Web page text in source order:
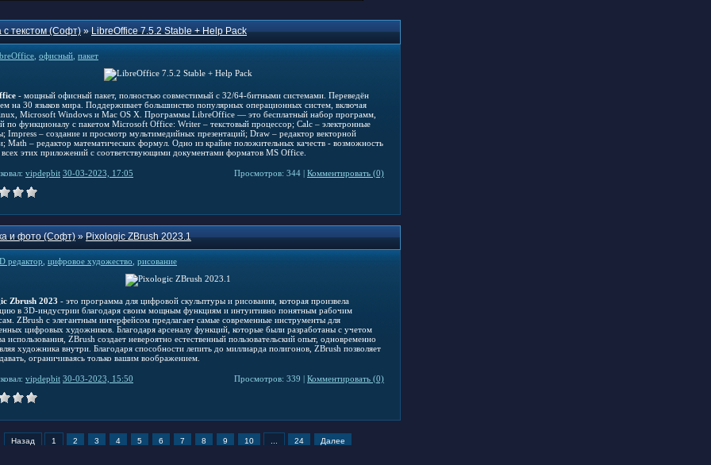
с текстом (Софт)»LibreOffice 7.5.2 Stable + Help Pack
офисный пакет
- мощный офисный пакет, полностью совместимый с 32/64-битными системами. Переведён
на 30 языков мира. Поддерживает большинство популярных операционных систем, включая
Microsoft Windows и Mac OS X. Программы LibreOffice — это бесплатный набор программ,
по функционалу с пакетом Microsoft Office: Writer – текстовый процессор; Calc – электронные
Impress – создание и просмотр мультимедийных презентаций; Draw – редактор векторной
Math – редактор математических формул. Одно из крайне положительных качеств - возможность
этих приложений с соответствующими документами форматов MS Office.
vipdepbit 30-03-2023, 17:05 Просмотров: 344 | Комментировать (0)
и фото (Софт)»Pixologic ZBrush 2023.1
редактор цифровое художество рисование
Zbrush 2023 - это программа для цифровой скульптуры и рисования, которая произвела
в 3D-индустрии благодаря своим мощным функциям и интуитивно понятным рабочим
ZBrush с элегантным интерфейсом предлагает самые современные инструменты для
цифровых художников. Благодаря арсеналу функций, которые были разработаны с учетом
использования, ZBrush создает невероятно естественный пользовательский опыт, одновременно
художника внутри. Благодаря способности лепить до миллиарда полигонов, ZBrush позволяет
ограничиваясь только вашим воображением.
vipdepbit 30-03-2023, 15:50 Просмотров: 339 | Комментировать (0)
Назад 1 2 3 4 5 6 7 8 9 10 24 Далее